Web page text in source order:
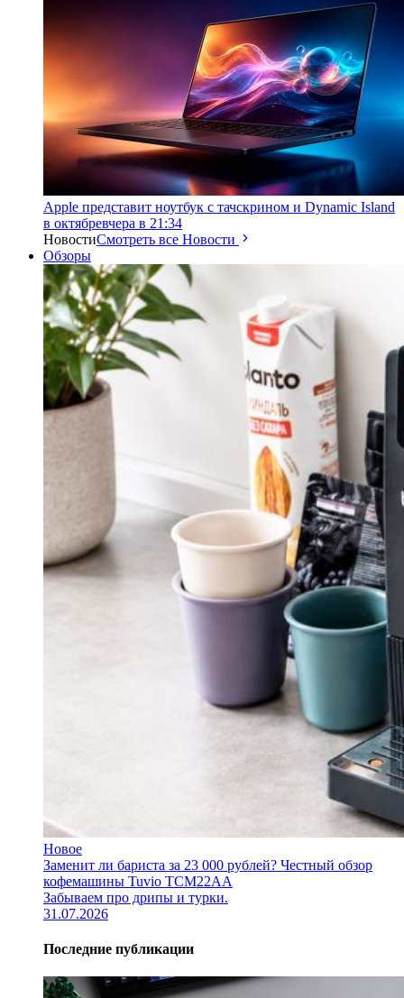
Apple представит ноутбук с тачскрином и Dynamic Island
в октябревчера в 21:34
НовостиСмотреть все Новости
Обзоры
Новое
Заменит ли бариста за 23 000 рублей? Честный обзор
кофемашины Tuvio TCM22AA
Забываем про дрипы и турки.
31.07.2026
Последние публикации